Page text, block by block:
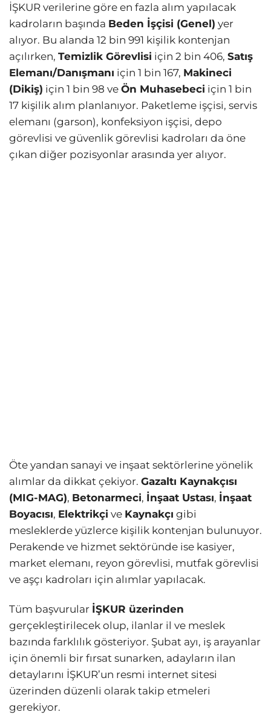
İŞKUR verilerine göre en fazla alım yapılacak
kadroların başında Beden İşçisi (Genel) yer
alıyor. Bu alanda 12 bin 991 kişilik kontenjan
açılırken, Temizlik Görevlisi için 2 bin 406, Satış
Elemanı/Danışmanı için 1 bin 167, Makineci
(Dikiş) için 1 bin 98 ve Ön Muhasebeci için 1 bin
17 kişilik alım planlanıyor. Paketleme işçisi, servis
elemanı (garson), konfeksiyon işçisi, depo
görevlisi ve güvenlik görevlisi kadroları da öne
çıkan diğer pozisyonlar arasında yer alıyor.
Öte yandan sanayi ve inşaat sektörlerine yönelik
alımlar da dikkat çekiyor. Gazaltı Kaynakçısı
(MIG-MAG), Betonarmeci, İnşaat Ustası, İnşaat
Boyacısı, Elektrikçi ve Kaynakçı gibi
mesleklerde yüzlerce kişilik kontenjan bulunuyor.
Perakende ve hizmet sektöründe ise kasiyer,
market elemanı, reyon görevlisi, mutfak görevlisi
ve aşçı kadroları için alımlar yapılacak.
Tüm başvurular İŞKUR üzerinden
gerçekleştirilecek olup, ilanlar il ve meslek
bazında farklılık gösteriyor. Şubat ayı, iş arayanlar
için önemli bir fırsat sunarken, adayların ilan
detaylarını İŞKUR’un resmi internet sitesi
üzerinden düzenli olarak takip etmeleri
gerekiyor.